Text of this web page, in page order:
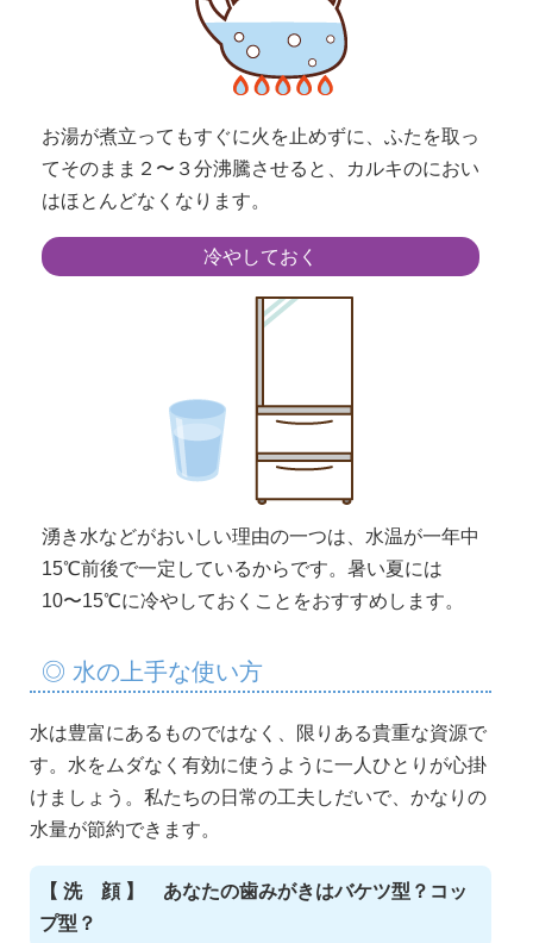
お湯が煮立ってもすぐに火を止めずに、ふたを取っ
てそのまま２〜３分沸騰させると、カルキのにおい
はほとんどなくなります。
冷やしておく
湧き水などがおいしい理由の一つは、水温が一年中
15℃前後で一定しているからです。暑い夏には
10〜15℃に冷やしておくことをおすすめします。
◎ 水の上手な使い方
水は豊富にあるものではなく、限りある貴重な資源で
す。水をムダなく有効に使うように一人ひとりが心掛
けましょう。私たちの日常の工夫しだいで、かなりの
水量が節約できます。
【 洗 顔 】 あなたの歯みがきはバケツ型？コッ
プ型？